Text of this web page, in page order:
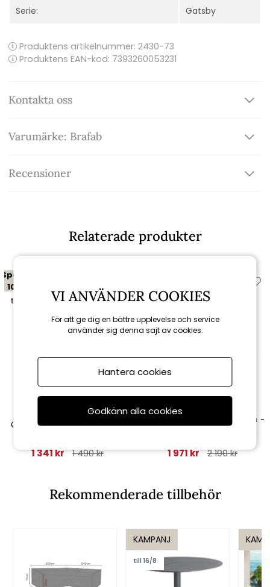
Serie: Gatsby
Produktens artikelnummer: 2430-73
Produktens EAN-kod: 7393260053231
Kontakta oss
Varumärke: Brafab
Recensioner
Relaterade produkter
Spara
10%
till 16/8
Gatsby parasollfot 16 kg - grå
1 341 kr 1 490 kr
till 16/8
Gatsby parasoll tiltbar Ø 1,8 m -
1 971 kr 2 190 kr
Rekommenderade tillbehör
KAMPANJ
till 16/8
VI ANVÄNDER COOKIES
För att ge dig en bättre upplevelse och service
använder sig denna sajt av cookies.
Hantera cookies
Godkänn alla cookies